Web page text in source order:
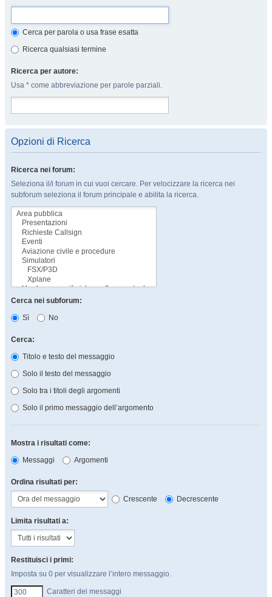
Cerca per parola o usa frase esatta
Ricerca qualsiasi termine
Ricerca per autore:
Usa * come abbreviazione per parole parziali.
Opzioni di Ricerca
Ricerca nei forum:
Seleziona il/i forum in cui vuoi cercare. Per velocizzare la ricerca nei
subforum seleziona il forum principale e abilita la ricerca.
Cerca nei subforum:
Sì
No
Cerca:
Titolo e testo del messaggio
Solo il testo del messaggio
Solo tra i titoli degli argomenti
Solo il primo messaggio dell’argomento
Mostra i risultati come:
Messaggi
Argomenti
Ordina risultati per:
Crescente
Decrescente
Limita risultati a:
Restituisci i primi:
Imposta su 0 per visualizzare l’intero messaggio.
Caratteri dei messaggi